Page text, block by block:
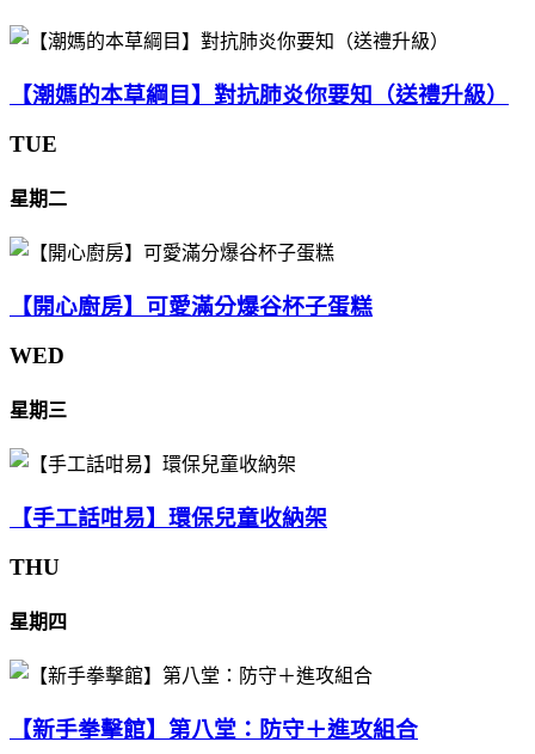
【潮媽的本草綱目】對抗肺炎你要知（送禮升級）
TUE
星期二
【開心廚房】可愛滿分爆谷杯子蛋糕
WED
星期三
【手工話咁易】環保兒童收納架
THU
星期四
【新手拳擊館】第八堂：防守＋進攻組合